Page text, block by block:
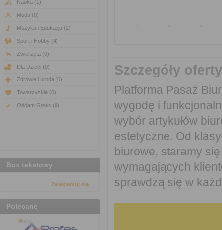
Nauka (1)
Moda (0)
Muzyka i Edukacja (2)
Sport i Hobby (4)
Zwierzęta (0)
Dla Dzieci (0)
Zdrowie i uroda (0)
Towarzyskie (0)
Oddam Gratis (0)
Box tekstowy
Zareklamuj się
Polecane
Szczegóły
Platforma Pasaż
wygodę i
wybór artykułów
estetyczne. Od
biurowe, staramy
wymagających
sprawdzą się w